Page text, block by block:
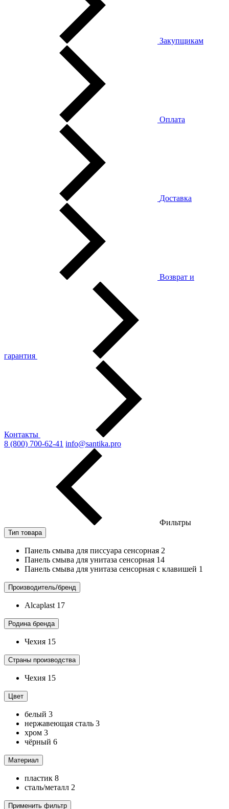
Закупщикам
Оплата
Доставка
Возврат и
гарантия
Контакты
8 (800) 700-62-41 info@santika.pro
Фильтры
Тип товара
Панель смыва для писсуара сенсорная 2
Панель смыва для унитаза сенсорная 14
Панель смыва для унитаза сенсорная с клавишей 1
Производитель/бренд
Alcaplast 17
Родина бренда
Чехия 15
Страны производства
Чехия 15
Цвет
белый 3
нержавеющая сталь 3
хром 3
чёрный 6
Материал
пластик 8
сталь/металл 2
Применить фильтр